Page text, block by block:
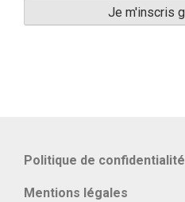
Politique de confidentialité
Mentions légales